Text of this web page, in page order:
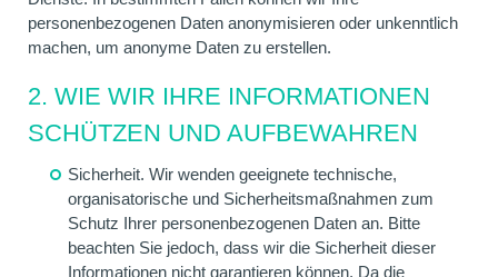
personenbezogenen Daten anonymisieren oder unkenntlich
machen, um anonyme Daten zu erstellen.
2. WIE WIR IHRE INFORMATIONEN
SCHÜTZEN UND AUFBEWAHREN
Sicherheit. Wir wenden geeignete technische,
organisatorische und Sicherheitsmaßnahmen zum
Schutz Ihrer personenbezogenen Daten an. Bitte
beachten Sie jedoch, dass wir die Sicherheit dieser
Informationen nicht garantieren können. Da die